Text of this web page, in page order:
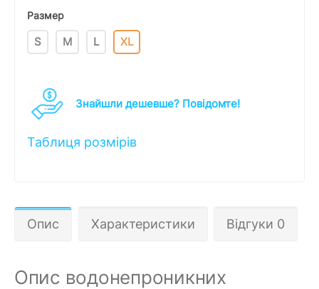
Размер
S M L XL
Знайшли дешевше? Повідомте!
Таблиця розмірів
Опис Характеристики Відгуки 0
Опис водонепроникних